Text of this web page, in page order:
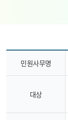
민원사무명
대상